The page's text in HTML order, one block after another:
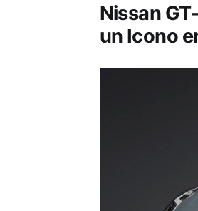
Nissan
un Icono